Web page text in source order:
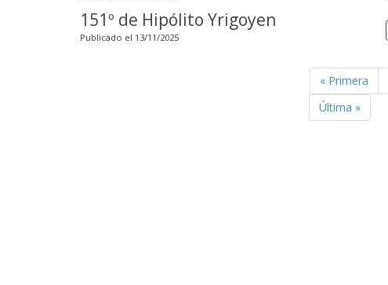
151º de Hipólito Yrigoyen
Publicado el 13/11/2025
« Primera
Última »